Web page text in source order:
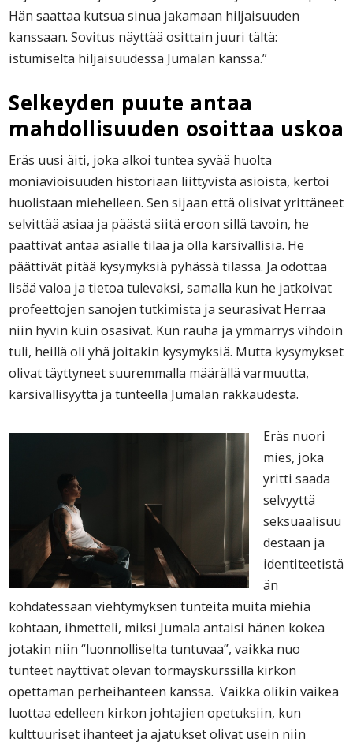
Hän saattaa kutsua sinua jakamaan hiljaisuuden
kanssaan. Sovitus näyttää osittain juuri tältä:
istumiselta hiljaisuudessa Jumalan kanssa.”
Selkeyden puute antaa
mahdollisuuden osoittaa uskoa
Eräs uusi äiti, joka alkoi tuntea syvää huolta
moniavioisuuden historiaan liittyvistä asioista, kertoi
huolistaan miehelleen. Sen sijaan että olisivat yrittäneet
selvittää asiaa ja päästä siitä eroon sillä tavoin, he
päättivät antaa asialle tilaa ja olla kärsivällisiä. He
päättivät pitää kysymyksiä pyhässä tilassa. Ja odottaa
lisää valoa ja tietoa tulevaksi, samalla kun he jatkoivat
profeettojen sanojen tutkimista ja seurasivat Herraa
niin hyvin kuin osasivat. Kun rauha ja ymmärrys vihdoin
tuli, heillä oli yhä joitakin kysymyksiä. Mutta kysymykset
olivat täyttyneet suuremmalla määrällä varmuutta,
kärsivällisyyttä ja tunteella Jumalan rakkaudesta.
Eräs nuori
mies, joka
yritti saada
selvyyttä
seksuaalisuu
destaan ja
identiteetistä
än
kohdatessaan viehtymyksen tunteita muita miehiä
kohtaan, ihmetteli, miksi Jumala antaisi hänen kokea
jotakin niin “luonnolliselta tuntuvaa”, vaikka nuo
tunteet näyttivät olevan törmäyskurssilla kirkon
opettaman perheihanteen kanssa. Vaikka olikin vaikea
luottaa edelleen kirkon johtajien opetuksiin, kun
kulttuuriset ihanteet ja ajatukset olivat usein niin